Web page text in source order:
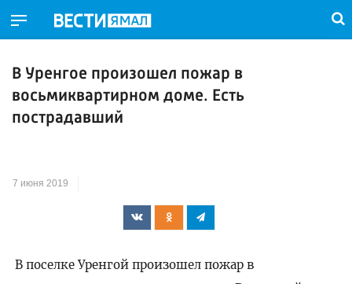
В Уренгое произошел пожар в
восьмиквартирном доме. Есть
пострадавший
7 июня 2019
В поселке Уренгой произошел пожар в